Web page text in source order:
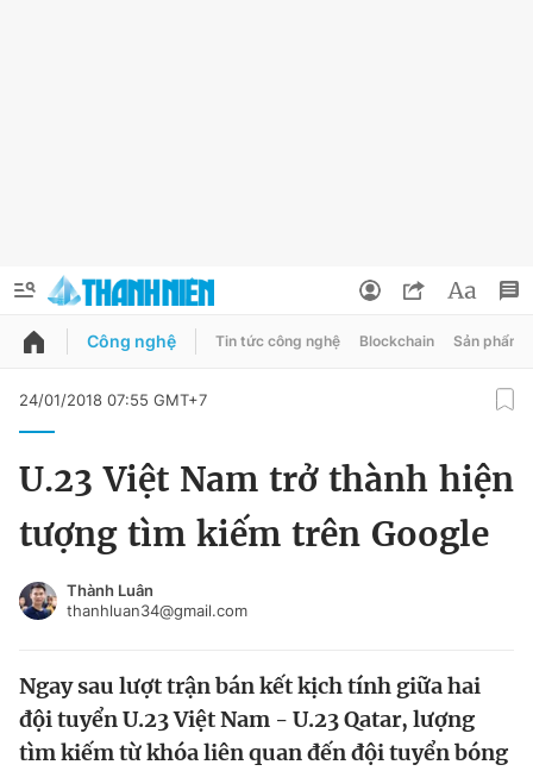
QUẢNG CÁO ĐẶT BÁO
Chuyên mục
Chào ngày mới
Tin thị trường Tin 360
Video Magazine
Đổi mật khẩu
Tin đã lưu
Tin đã xem
Công nghệ Tin tức công nghệ Blockchain Sản phẩm
24/01/2018 07:55 GMT+7
U.23 Việt Nam trở thành hiện
tượng tìm kiếm trên Google
Thành Luân
thanhluan34@gmail.com
Ngay sau lượt trận bán kết kịch tính giữa hai
đội tuyển U.23 Việt Nam - U.23 Qatar, lượng
tìm kiếm từ khóa liên quan đến đội tuyển bóng